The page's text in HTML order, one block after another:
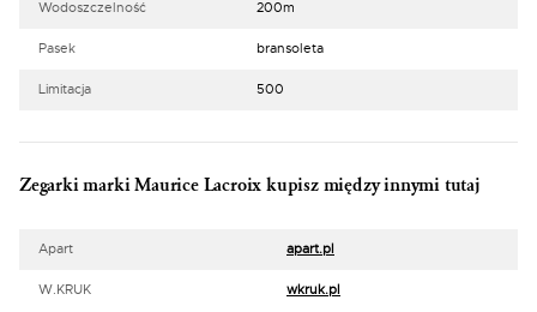
Wodoszczelność 200m
Pasek bransoleta
Limitacja 500
Zegarki marki Maurice Lacroix kupisz między innymi tutaj
Apart apart.pl
W.KRUK wkruk.pl